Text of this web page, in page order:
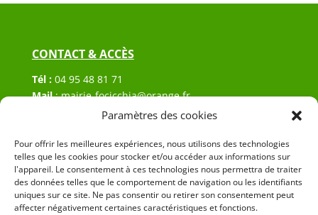
Paramètres des cookies
Pour offrir les meilleures expériences, nous utilisons des technologies
telles que les cookies pour stocker et/ou accéder aux informations sur
l'appareil. Le consentement à ces technologies nous permettra de traiter
des données telles que le comportement de navigation ou les identifiants
uniques sur ce site. Ne pas consentir ou retirer son consentement peut
affecter négativement certaines caractéristiques et fonctions.
CONTACT & ACCÈS
Tél : 04 95 48 81 71
Mail:mairie-focicchia@orange.fr
Hôtel de ville de Focicchia
20212 Focicchia